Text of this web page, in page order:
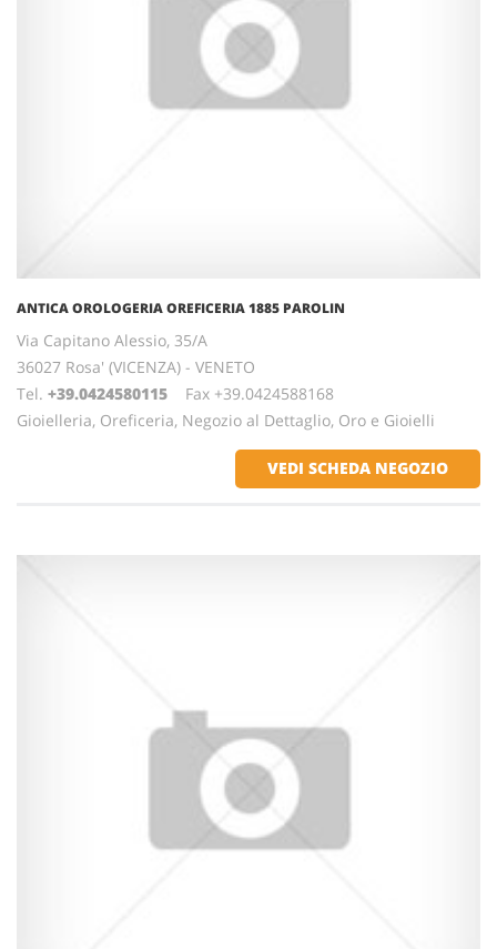
ANTICA OROLOGERIA OREFICERIA 1885 PAROLIN
Via Capitano Alessio, 35/A
36027 Rosa' (VICENZA) - VENETO
Tel. +39.0424580115 Fax +39.0424588168
Gioielleria, Oreficeria, Negozio al Dettaglio, Oro e Gioielli
VEDI SCHEDA NEGOZIO